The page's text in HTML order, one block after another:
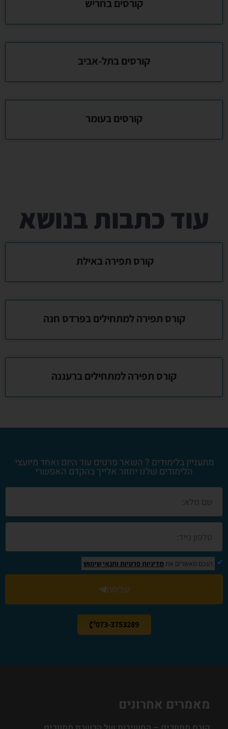
קורסים בחריש
קורסים בתל-אביב
קורסים בעומר
עוד כתבות בנושא
קורס תפירה באילת
קורס תפירה למתחילים בפרדס חנה
קורס תפירה למתחילים ברעננה
מתעניין בלימודים ? השאר פרטים עוד היום ואחד מיועצי
הלימודים שלנו יחזור אלייך בהקדם האפשרי
הנכם מאשרים את מדיניות פרטיות ותנאי שימוש
שליחה
073-3753289
מאמרים אחרונים